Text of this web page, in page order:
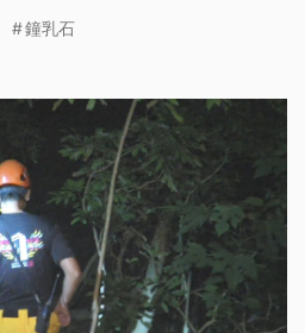
有許多晶瑩的鹽花結晶，頂
通道網路。 這個鹽穴在上
大學洞穴研
鐘乳石